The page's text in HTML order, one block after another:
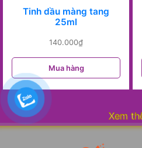
Tinh dầu màng tang
25ml
140.000₫
Mua hàng
Xem